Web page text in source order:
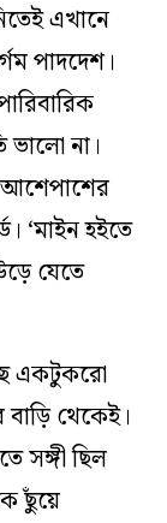
এখানে
পাদদেশ।
ভালো না।
‘মাইন হইতে
যেতে
একটুকরো
বাড়ি থেকেই।
সঙ্গী ছিল
ছুঁয়ে